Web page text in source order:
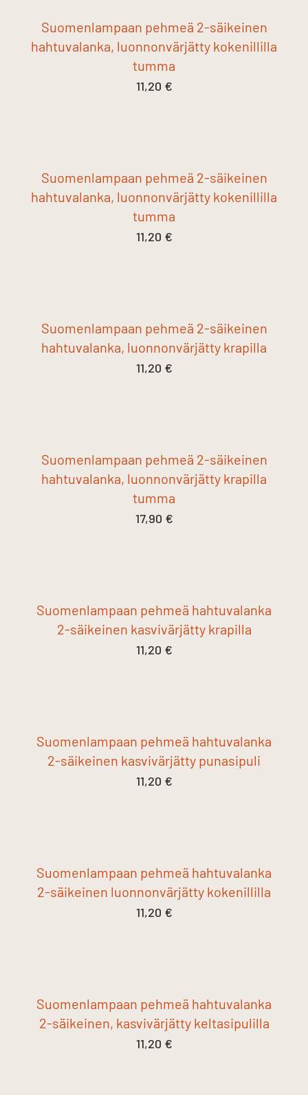
Suomenlampaan pehmeä 2-säikeinen
hahtuvalanka, luonnonvärjätty kokenillilla
tumma
11,20 €
Suomenlampaan pehmeä 2-säikeinen
hahtuvalanka, luonnonvärjätty kokenillilla
tumma
11,20 €
Suomenlampaan pehmeä 2-säikeinen
hahtuvalanka, luonnonvärjätty krapilla
11,20 €
Suomenlampaan pehmeä 2-säikeinen
hahtuvalanka, luonnonvärjätty krapilla
tumma
17,90 €
Suomenlampaan pehmeä hahtuvalanka
2-säikeinen kasvivärjätty krapilla
11,20 €
Suomenlampaan pehmeä hahtuvalanka
2-säikeinen kasvivärjätty punasipuli
11,20 €
Suomenlampaan pehmeä hahtuvalanka
2-säikeinen luonnonvärjätty kokenillilla
11,20 €
Suomenlampaan pehmeä hahtuvalanka
2-säikeinen, kasvivärjätty keltasipulilla
11,20 €